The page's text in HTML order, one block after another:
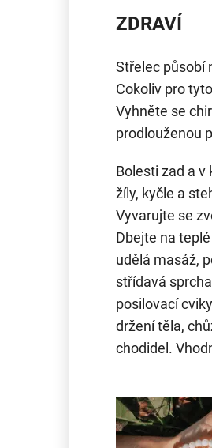
ZDRAVÍ
Střelec působí
Cokoliv pro
Vyhněte se
prodlouženou
Bolesti zad a v
žíly, kyčle a
Vyvarujte se
Dbejte na
udělá masáž,
střídavá
posilovací
držení těla,
chodidel.